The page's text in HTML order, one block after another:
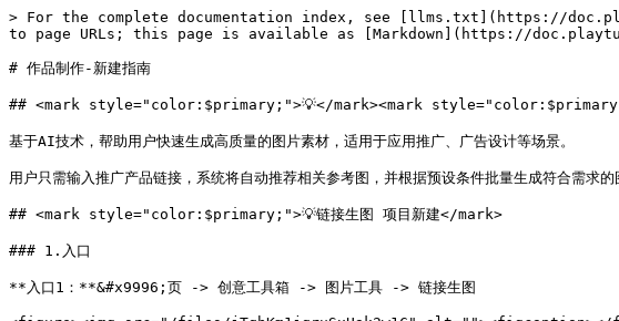
> For the complete documentation index, see [llms.txt](https://
to page URLs; this page is available as [Markdown](https://
# 作品制作-新建指南
## <mark style="color:$primary;">💡</mark><mark
基于AI技术，帮助用户快速生成高质量的图片素材，适用于应用推广、广告设计等场景。
用户只需输入推广产品链接，系统将自动推荐相关参考图，并根据预设条件批量生成符合需求的
## <mark style="color:$primary;">💡链接生图 项目新建</mark>
### 1.入口
**入口1：**&#x9996;页 -> 创意工具箱 -> 图片工具 -> 链接生图